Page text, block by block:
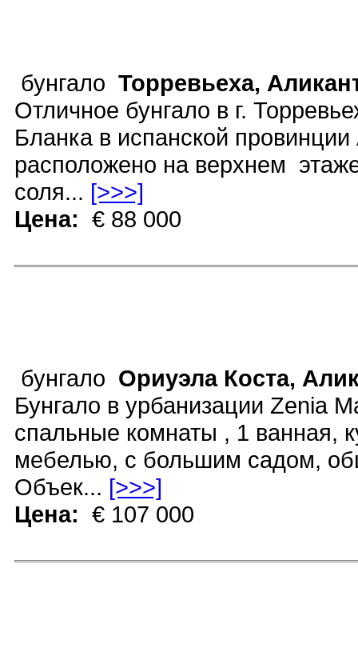
бунгало Торревьеха,
Отличное бунгало в г.
Бланка в испанской
расположено на верхнем
соля... [>>>]
Цена: € 88 000
бунгало Ориуэла Коста,
Бунгало в урбанизации Zenia
спальные комнаты , 1 ванная,
мебелью, с большим садом,
Объек... [>>>]
Цена: € 107 000